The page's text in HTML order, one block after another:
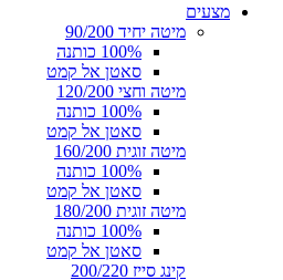
מצעים
מיטה יחיד 90/200
100% כותנה
סאטן אל קמט
מיטה וחצי 120/200
100% כותנה
סאטן אל קמט
מיטה זוגית 160/200
100% כותנה
סאטן אל קמט
מיטה זוגית 180/200
100% כותנה
סאטן אל קמט
קינג סייז 200/220